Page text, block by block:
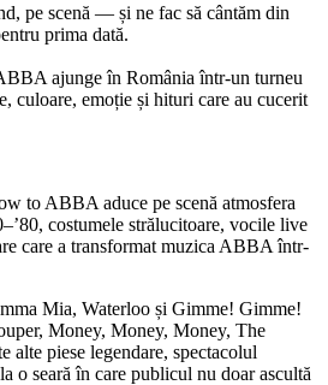
pe scenă — și ne fac să cântăm din
prima dată.
ajunge în România într-un turneu
culoare, emoție și hituri care au cucerit
to ABBA aduce pe scenă atmosfera
costumele strălucitoare, vocile live
care a transformat muzica ABBA într-
Mia, Waterloo și Gimme! Gimme!
Money, Money, Money, The
alte piese legendare, spectacolul
o seară în care publicul nu doar ascultă